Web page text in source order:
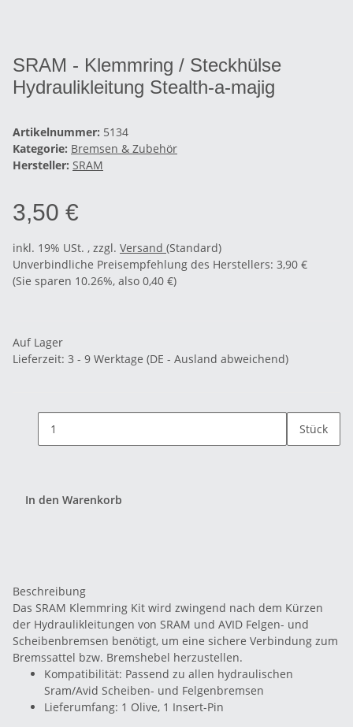
SRAM - Klemmring / Steckhülse
Hydraulikleitung Stealth-a-majig
Artikelnummer: 5134
Kategorie: Bremsen & Zubehör
Hersteller: SRAM
3,50 €
inkl. 19% USt. , zzgl. Versand (Standard)
Unverbindliche Preisempfehlung des Herstellers: 3,90 €
(Sie sparen 10.26%, also 0,40 €)
Auf Lager
Lieferzeit: 3 - 9 Werktage (DE - Ausland abweichend)
Stück
In den Warenkorb
Beschreibung
Das SRAM Klemmring Kit wird zwingend nach dem Kürzen
der Hydraulikleitungen von SRAM und AVID Felgen- und
Scheibenbremsen benötigt, um eine sichere Verbindung zum
Bremssattel bzw. Bremshebel herzustellen.
Kompatibilität: Passend zu allen hydraulischen
Sram/Avid Scheiben- und Felgenbremsen
Lieferumfang: 1 Olive, 1 Insert-Pin